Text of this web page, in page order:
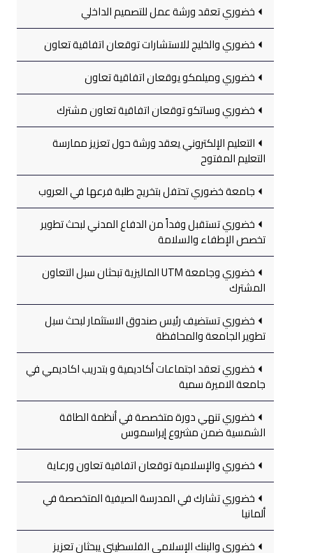
خضوري تعقد ورشة عمل للتصميم الداخلي
خضوري والخليج للاستشارات توقعان اتفاقية تعاون
خضوري وميلمكو يوقعان اتفاقية تعاون
خضوري وساتكو توقعان اتفاقية تعاون مشترك
التعليم الإلكتروني يعقد ورشة حول تعزيز ممارسة
التعليم المفتوح
جامعة خضوري تحتفل بتخريج طلبة فرعها في العروب
خضوري تستقبل وفداً من الدفاع المدني لبحث تطوير
تخصص الإطفاء والسلامة
خضوري وجامعة UTM الماليزية تبحثان سبل التعاون
المشترك
خضوري تستضيف رئيس صندوق الاستثمار لبحث سبل
تطوير الجامعة والمحافظة
خضوري تعقد اجتماعات أكاديمية و بتدريب اكاديمي في
جامعة الاميرة سمية
خضوري تنهي دورة متخصصة في أنظمة الطاقة
الشمسية ضمن مشروع إيراسموس
خضوري والإسلامية توقعان اتفاقية تعاون ورعاية
خضوري تشارك في المدرسة الصيفية المتخصصة في
ألمانيا
خضوري والبنك الإسلامي الفلسطيني يبحثان تعزيز